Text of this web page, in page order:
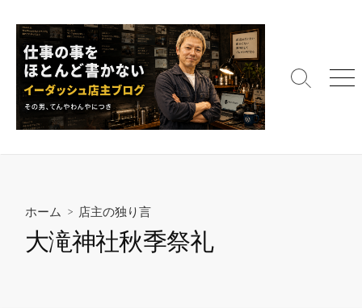
キ
検
メ
ホーム > 店主の独り言
大滝神社秋季祭礼